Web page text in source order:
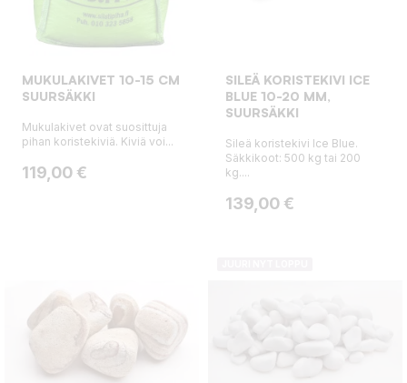
MUKULAKIVET 10-15 CM
SUURSÄKKI
Mukulakivet ovat suosittuja
pihan koristekiviä. Kiviä voi...
Hinta
119,00 €
SILEÄ KORISTEKIVI ICE
BLUE 10-20 MM,
SUURSÄKKI
Sileä koristekivi Ice Blue.
Säkkikoot: 500 kg tai 200
kg....
Hinta
139,00 €